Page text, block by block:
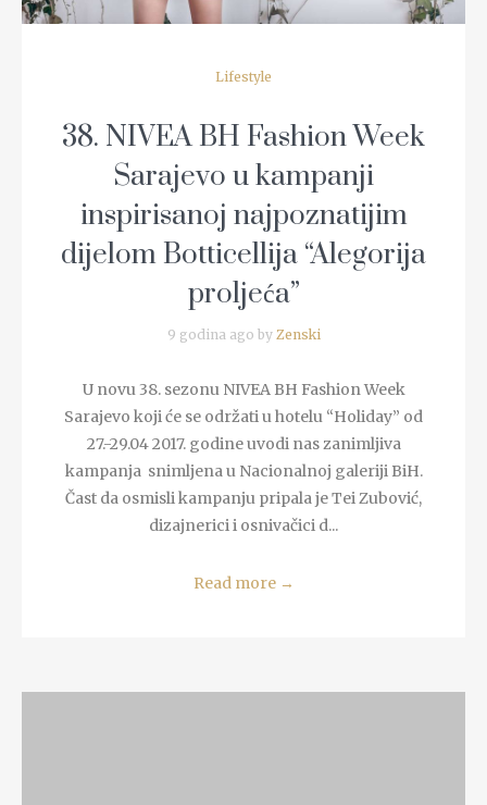
Lifestyle
38. NIVEA BH Fashion Week
Sarajevo u kampanji
inspirisanoj najpoznatijim
dijelom Botticellija “Alegorija
proljeća”
9 godina ago by Zenski
U novu 38. sezonu NIVEA BH Fashion Week
Sarajevo koji će se održati u hotelu “Holiday” od
27.-29.04 2017. godine uvodi nas zanimljiva
kampanja snimljena u Nacionalnoj galeriji BiH.
Čast da osmisli kampanju pripala je Tei Zubović,
dizajnerici i osnivačici d...
Read more →